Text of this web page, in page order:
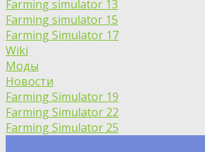
Farming simulator 13
Farming simulator 15
Farming Simulator 17
Wiki
Моды
Новости
Farming Simulator 19
Farming Simulator 22
Farming Simulator 25